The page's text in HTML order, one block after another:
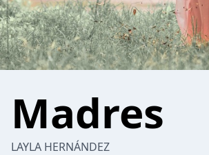
Madres
LAYLA HERNÁNDEZ